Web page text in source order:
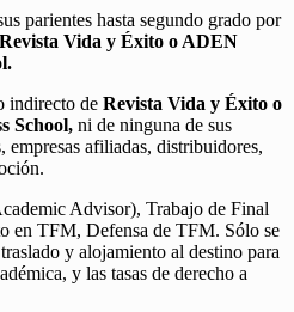
parientes hasta segundo grado por
Revista Vida y Éxito o ADEN
indirecto de Revista Vida y Éxito o
School, ni de ninguna de sus
empresas afiliadas, distribuidores,
Advisor), Trabajo de Final
en TFM, Defensa de TFM. Sólo se
y alojamiento al destino para
y las tasas de derecho a